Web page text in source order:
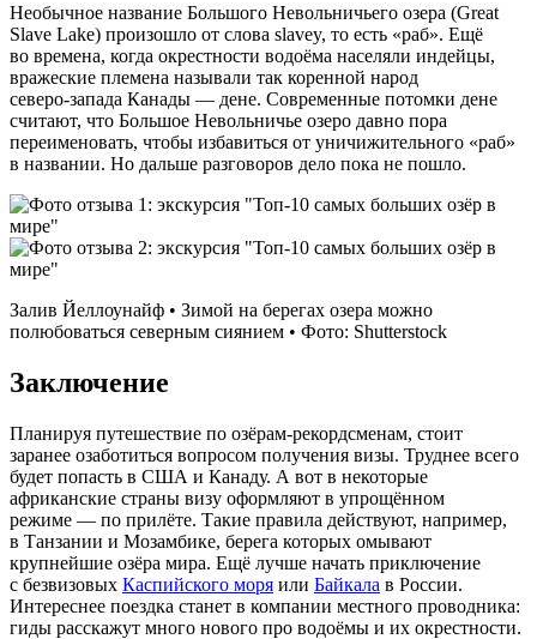
Необычное название Большого Невольничьего озера (Great
Slave Lake) произошло от слова slavey, то есть «раб». Ещё
во времена, когда окрестности водоёма населяли индейцы,
вражеские племена называли так коренной народ
северо‑запада Канады — дене. Современные потомки дене
считают, что Большое Невольничье озеро давно пора
переименовать, чтобы избавиться от уничижительного «раб»
в названии. Но дальше разговоров дело пока не пошло.
Залив Йеллоунайф • Зимой на берегах озера можно
полюбоваться северным сиянием • Фото: Shutterstock
Заключение
Планируя путешествие по озёрам‑рекордсменам, стоит
заранее озаботиться вопросом получения визы. Труднее всего
будет попасть в США и Канаду. А вот в некоторые
африканские страны визу оформляют в упрощённом
режиме — по прилёте. Такие правила действуют, например,
в Танзании и Мозамбике, берега которых омывают
крупнейшие озёра мира. Ещё лучше начать приключение
с безвизовых Каспийского моря или Байкала в России.
Интереснее поездка станет в компании местного проводника:
гиды расскажут много нового про водоёмы и их окрестности.